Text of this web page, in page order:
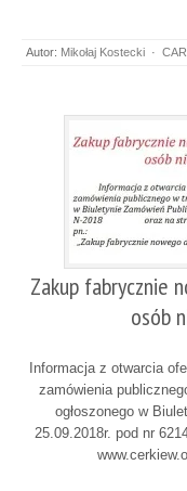
Autor: Mikołaj Kostecki ·
Zakup fabrycznie
osób
Informacja z otwarcia
zamówienia
ogłoszonego w
25.09.2018r. pod nr